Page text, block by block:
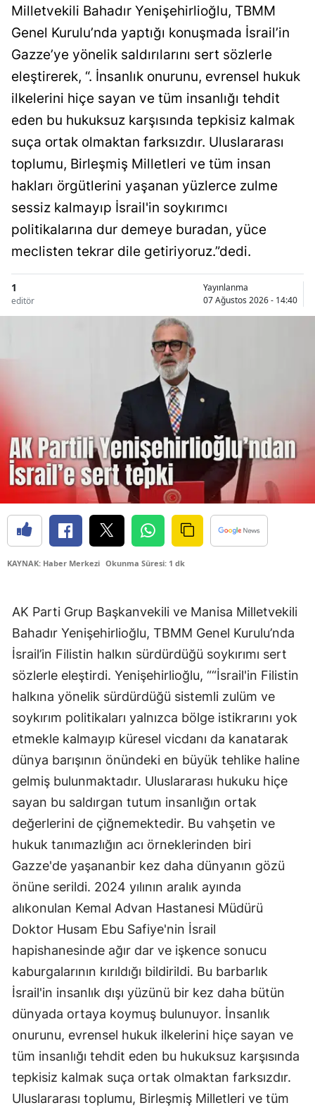
Milletvekili Bahadır Yenişehirlioğlu, TBMM
Genel Kurulu’nda yaptığı konuşmada İsrail’in
Gazze’ye yönelik saldırılarını sert sözlerle
eleştirerek, “. İnsanlık onurunu, evrensel hukuk
ilkelerini hiçe sayan ve tüm insanlığı tehdit
eden bu hukuksuz karşısında tepkisiz kalmak
suça ortak olmaktan farksızdır. Uluslararası
toplumu, Birleşmiş Milletleri ve tüm insan
hakları örgütlerini yaşanan yüzlerce zulme
sessiz kalmayıp İsrail'in soykırımcı
politikalarına dur demeye buradan, yüce
meclisten tekrar dile getiriyoruz.”dedi.
1
editör
Yayınlanma
07 Ağustos 2026 - 14:40
KAYNAK: Haber Merkezi Okunma Süresi: 1 dk
AK Parti Grup Başkanvekili ve Manisa Milletvekili
Bahadır Yenişehirlioğlu, TBMM Genel Kurulu’nda
İsrail’in Filistin halkın sürdürdüğü soykırımı sert
sözlerle eleştirdi. Yenişehirlioğlu, ““İsrail'in Filistin
halkına yönelik sürdürdüğü sistemli zulüm ve
soykırım politikaları yalnızca bölge istikrarını yok
etmekle kalmayıp küresel vicdanı da kanatarak
dünya barışının önündeki en büyük tehlike haline
gelmiş bulunmaktadır. Uluslararası hukuku hiçe
sayan bu saldırgan tutum insanlığın ortak
değerlerini de çiğnemektedir. Bu vahşetin ve
hukuk tanımazlığın acı örneklerinden biri
Gazze'de yaşananbir kez daha dünyanın gözü
önüne serildi. 2024 yılının aralık ayında
alıkonulan Kemal Advan Hastanesi Müdürü
Doktor Husam Ebu Safiye'nin İsrail
hapishanesinde ağır dar ve işkence sonucu
kaburgalarının kırıldığı bildirildi. Bu barbarlık
İsrail'in insanlık dışı yüzünü bir kez daha bütün
dünyada ortaya koymuş bulunuyor. İnsanlık
onurunu, evrensel hukuk ilkelerini hiçe sayan ve
tüm insanlığı tehdit eden bu hukuksuz karşısında
tepkisiz kalmak suça ortak olmaktan farksızdır.
Uluslararası toplumu, Birleşmiş Milletleri ve tüm